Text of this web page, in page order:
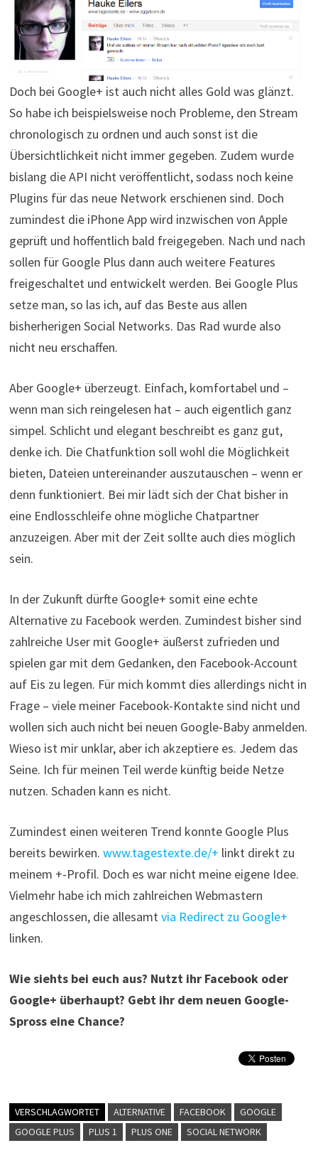
Doch bei Google+ ist auch nicht alles Gold was glänzt.
So habe ich beispielsweise noch Probleme, den Stream
chronologisch zu ordnen und auch sonst ist die
Übersichtlichkeit nicht immer gegeben. Zudem wurde
bislang die API nicht veröffentlicht, sodass noch keine
Plugins für das neue Network erschienen sind. Doch
zumindest die iPhone App wird inzwischen von Apple
geprüft und hoffentlich bald freigegeben. Nach und nach
sollen für Google Plus dann auch weitere Features
freigeschaltet und entwickelt werden. Bei Google Plus
setze man, so las ich, auf das Beste aus allen
bisherherigen Social Networks. Das Rad wurde also
nicht neu erschaffen.
Aber Google+ überzeugt. Einfach, komfortabel und –
wenn man sich reingelesen hat – auch eigentlich ganz
simpel. Schlicht und elegant beschreibt es ganz gut,
denke ich. Die Chatfunktion soll wohl die Möglichkeit
bieten, Dateien untereinander auszutauschen – wenn er
denn funktioniert. Bei mir lädt sich der Chat bisher in
eine Endlosschleife ohne mögliche Chatpartner
anzuzeigen. Aber mit der Zeit sollte auch dies möglich
sein.
In der Zukunft dürfte Google+ somit eine echte
Alternative zu Facebook werden. Zumindest bisher sind
zahlreiche User mit Google+ äußerst zufrieden und
spielen gar mit dem Gedanken, den Facebook-Account
auf Eis zu legen. Für mich kommt dies allerdings nicht in
Frage – viele meiner Facebook-Kontakte sind nicht und
wollen sich auch nicht bei neuen Google-Baby anmelden.
Wieso ist mir unklar, aber ich akzeptiere es. Jedem das
Seine. Ich für meinen Teil werde künftig beide Netze
nutzen. Schaden kann es nicht.
Zumindest einen weiteren Trend konnte Google Plus
bereits bewirken. www.tagestexte.de/+ linkt direkt zu
meinem +-Profil. Doch es war nicht meine eigene Idee.
Vielmehr habe ich mich zahlreichen Webmastern
angeschlossen, die allesamtvia Redirect zu Google+
linken.
Wie siehts bei euch aus? Nutzt ihr Facebook oder
Google+ überhaupt? Gebt ihr dem neuen Google-
Spross eine Chance?
VERSCHLAGWORTET ALTERNATIVE FACEBOOK
GOOGLE
GOOGLE PLUS
PLUS 1 PLUS ONE SOCIAL NETWORK